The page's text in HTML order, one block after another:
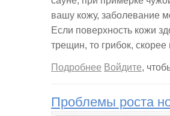
вашу кожу, заболевание
Если поверхность кожи
трещин, то грибок, скорее
Подробнее о 10 способов
Войдите,
Проблемы роста